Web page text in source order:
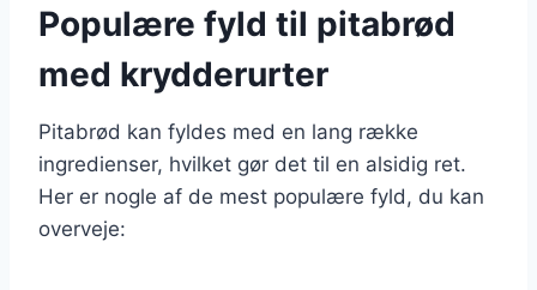
Populære fyld til pitabrød
med krydderurter
Pitabrød kan fyldes med en lang række
ingredienser, hvilket gør det til en alsidig ret.
Her er nogle af de mest populære fyld, du kan
overveje: